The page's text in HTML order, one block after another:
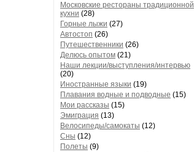
Московские рестораны традиционной
кухни (28)
Горные лыжи (27)
Автостоп (26)
Путешественники (26)
Делюсь опытом (21)
Наши лекции/выступления/интервью
(20)
Иностранные языки (19)
Плавания водные и подводные (15)
Мои рассказы (15)
Эмиграция (13)
Велосипеды/самокаты (12)
Сны (12)
Полеты (9)